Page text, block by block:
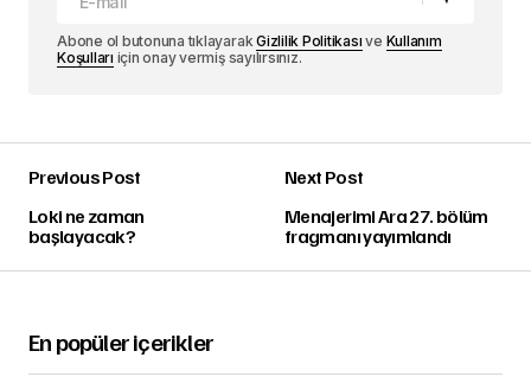
Abone ol butonuna tıklayarakGizlilik Politikası ve Kullanım
Koşulları için onay vermiş sayılırsınız.
Previous Post
Loki ne zaman
başlayacak?
Next Post
Menajerimi Ara 27. bölüm
fragmanı yayımlandı
En popüler içerikler